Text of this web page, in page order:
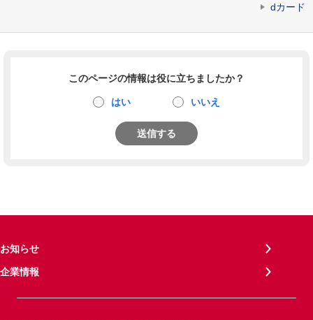
dカード
このページの情報は役に立ちましたか？
はい いいえ
送信する
お知らせ
企業情報